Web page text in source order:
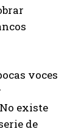
voces
existe
de